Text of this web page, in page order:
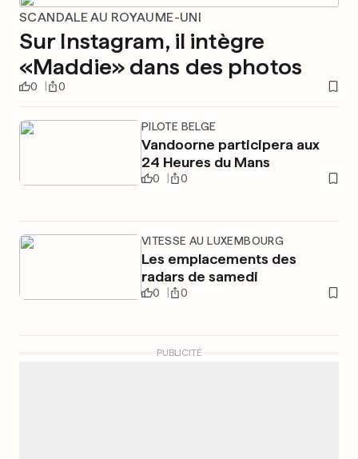
SCANDALE AU ROYAUME-UNI
Sur Instagram, il intègre
«Maddie» dans des photos
0 0
PILOTE BELGE
Vandoorne participera aux
24 Heures du Mans
0 0
VITESSE AU LUXEMBOURG
Les emplacements des
radars de samedi
0 0
PUBLICITÉ